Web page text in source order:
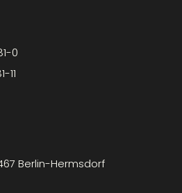
0
11
Berlin-Hermsdorf